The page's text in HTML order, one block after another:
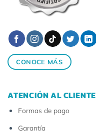
CONOCE MÁS
ATENCIÓN AL CLIENTE
Formas de pago
Garantía